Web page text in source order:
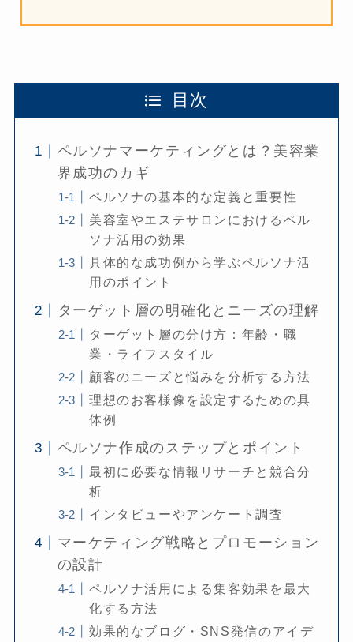
目次
ペルソナマーケティングとは？美容業
界成功のカギ
ペルソナの基本的な定義と重要性
美容室やエステサロンにおけるペル
ソナ活用の効果
具体的な成功例から学ぶペルソナ活
用のポイント
ターゲット層の明確化とニーズの理解
ターゲット層の分け方：年齢・職
業・ライフスタイル
顧客のニーズと悩みを分析する方法
理想のお客様像を設定するための具
体例
ペルソナ作成のステップとポイント
最初に必要な情報リサーチと競合分
析
インタビューやアンケート調査
マーケティング戦略とプロモーション
の設計
ペルソナ活用による集客効果を最大
化する方法
効果的なブログ・SNS発信のアイデ